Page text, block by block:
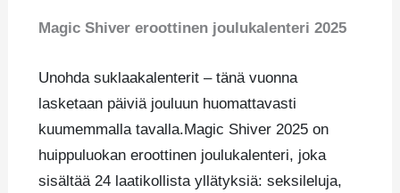
Magic Shiver eroottinen joulukalenteri 2025
Unohda suklaakalenterit – tänä vuonna
lasketaan päiviä jouluun huomattavasti
kuumemmalla tavalla.Magic Shiver 2025 on
huippuluokan eroottinen joulukalenteri, joka
sisältää 24 laatikollista yllätyksiä: seksileluja,